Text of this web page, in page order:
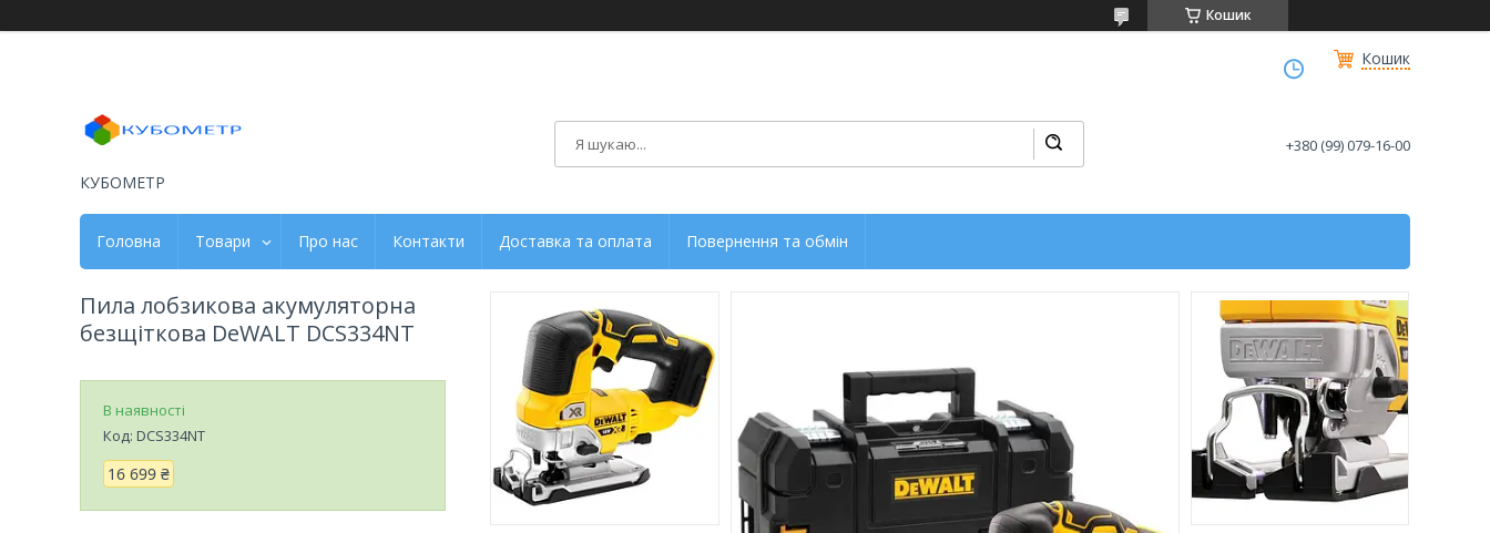
Кошик
Кошик
КУБОМЕТР
+380 (99) 079-16-00
Головна Товари Про нас Контакти Доставка та оплата Повернення та обмін
Пила лобзикова акумуляторна
безщіткова DeWALT DCS334NT
В наявності
Код: DCS334NT
16 699 ₴